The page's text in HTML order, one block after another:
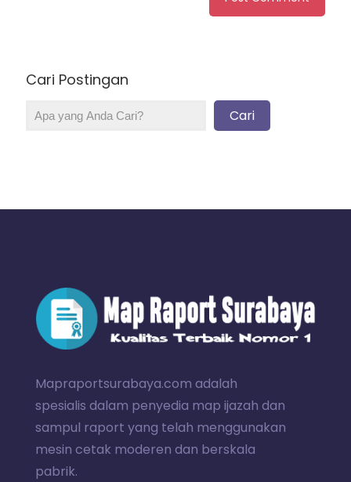
Cari Postingan
Cari
Mapraportsurabaya.com adalah
spesialis dalam penyedia map ijazah dan
sampul raport yang telah menggunakan
mesin cetak moderen dan berskala
pabrik.